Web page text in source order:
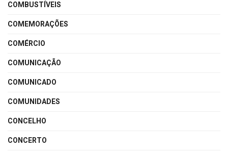
COMBUSTÍVEIS
COMEMORAÇÕES
COMÉRCIO
COMUNICAÇÃO
COMUNICADO
COMUNIDADES
CONCELHO
CONCERTO